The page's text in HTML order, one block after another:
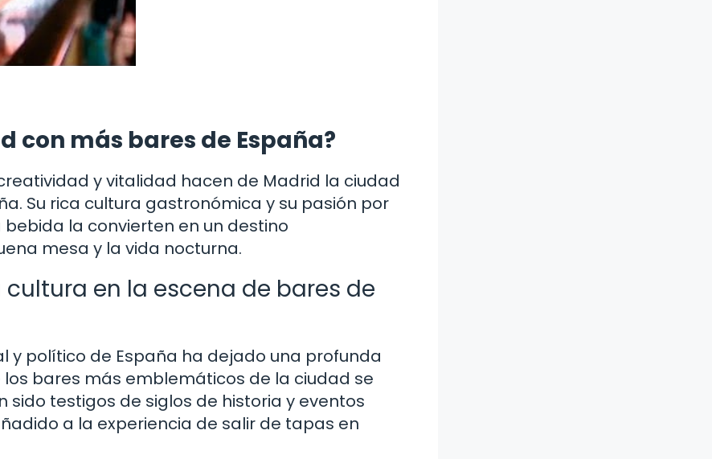
con más bares de España?
y vitalidad hacen de Madrid la ciudad
Su rica cultura gastronómica y su pasión por
la convierten en un destino
mesa y la vida nocturna.
en la escena de bares de
y político de España ha dejado una profunda
bares más emblemáticos de la ciudad se
testigos de siglos de historia y eventos
a la experiencia de salir de tapas en